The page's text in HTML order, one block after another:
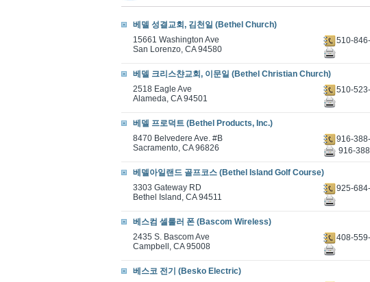
베델 성결교회, 김천일 (Bethel Church)
15661 Washington Ave
San Lorenzo, CA 94580
510-
베델 크리스챤교회, 이문일 (Bethel Christian Church)
2518 Eagle Ave
Alameda, CA 94501
510-
베델 프로덕트 (Bethel Products, Inc.)
8470 Belvedere Ave. #B
Sacramento, CA 96826
916-
916-
베델아일랜드 골프코스 (Bethel Island Golf Course)
3303 Gateway RD
Bethel Island, CA 94511
925-
베스컴 셀룰러 폰 (Bascom Wireless)
2435 S. Bascom Ave
Campbell, CA 95008
408-
베스코 전기 (Besko Electric)